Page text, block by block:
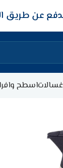
غسالاتاسطح